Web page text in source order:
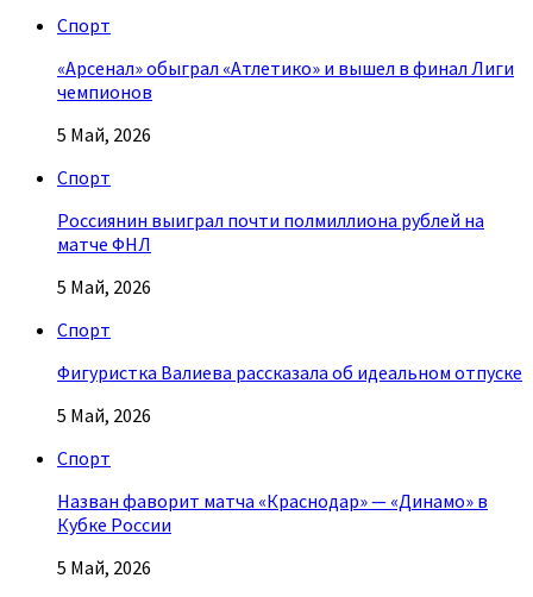
Спорт
«Арсенал» обыграл «Атлетико» и вышел в финал Лиги
чемпионов
5 Май, 2026
Спорт
Россиянин выиграл почти полмиллиона рублей на
матче ФНЛ
5 Май, 2026
Спорт
Фигуристка Валиева рассказала об идеальном отпуске
5 Май, 2026
Спорт
Назван фаворит матча «Краснодар» — «Динамо» в
Кубке России
5 Май, 2026